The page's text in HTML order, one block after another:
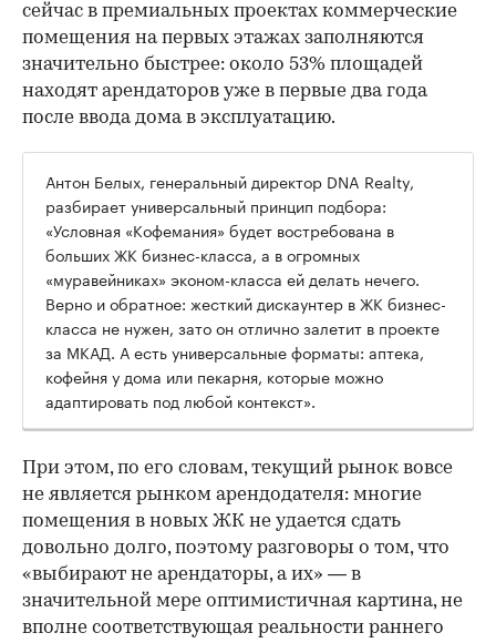
сейчас в премиальных проектах коммерческие
помещения на первых этажах заполняются
значительно быстрее: около 53% площадей
находят арендаторов уже в первые два года
после ввода дома в эксплуатацию.
Антон Белых, генеральный директор DNA Realty,
разбирает универсальный принцип подбора:
«Условная «Кофемания» будет востребована в
больших ЖК бизнес-класса, а в огромных
«муравейниках» эконом-класса ей делать нечего.
Верно и обратное: жесткий дискаунтер в ЖК бизнес-
класса не нужен, зато он отлично залетит в проекте
за МКАД. А есть универсальные форматы: аптека,
кофейня у дома или пекарня, которые можно
адаптировать под любой контекст».
При этом, по его словам, текущий рынок вовсе
не является рынком арендодателя: многие
помещения в новых ЖК не удается сдать
довольно долго, поэтому разговоры о том, что
«выбирают не арендаторы, а их» — в
значительной мере оптимистичная картина, не
вполне соответствующая реальности раннего